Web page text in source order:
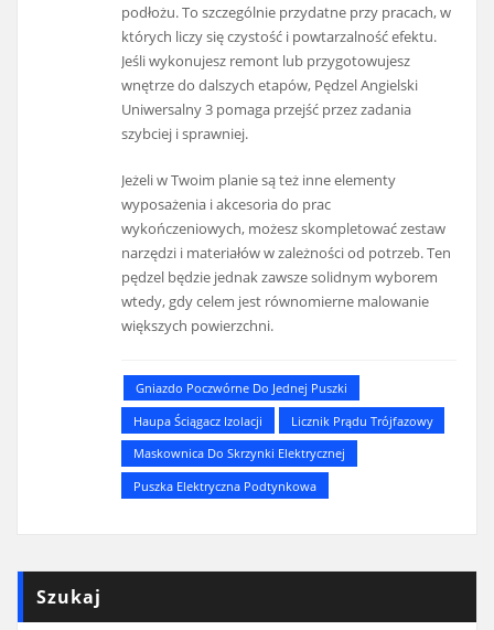
podłożu. To szczególnie przydatne przy pracach, w
których liczy się czystość i powtarzalność efektu.
Jeśli wykonujesz remont lub przygotowujesz
wnętrze do dalszych etapów, Pędzel Angielski
Uniwersalny 3 pomaga przejść przez zadania
szybciej i sprawniej.
Jeżeli w Twoim planie są też inne elementy
wyposażenia i akcesoria do prac
wykończeniowych, możesz skompletować zestaw
narzędzi i materiałów w zależności od potrzeb. Ten
pędzel będzie jednak zawsze solidnym wyborem
wtedy, gdy celem jest równomierne malowanie
większych powierzchni.
Gniazdo Poczwórne Do Jednej Puszki
Haupa Ściągacz Izolacji
Licznik Prądu Trójfazowy
Maskownica Do Skrzynki Elektrycznej
Puszka Elektryczna Podtynkowa
Szukaj